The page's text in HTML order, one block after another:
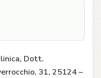
Dott.
31, 25124 –